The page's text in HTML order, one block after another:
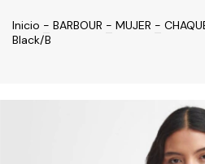
Inicio - BARBOUR - MUJER -
Black/B